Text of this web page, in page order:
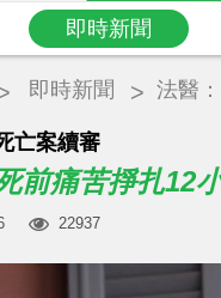
即時新聞
即時新聞 法醫
亡案續審
前痛苦掙扎12
22937